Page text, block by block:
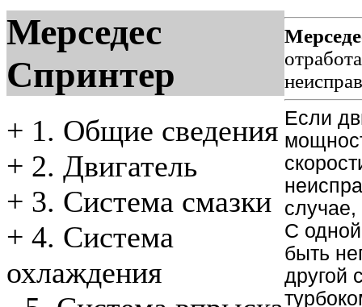
Мерседес
Спринтер
+ 1. Общие сведения
+ 2. Двигатель
+ 3. Система смазки
+ 4. Система
охлаждения
Если
С
быть
другой